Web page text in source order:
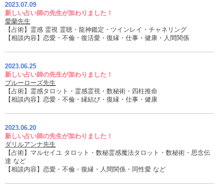
2023.07.09
新しい占い師の先生が加わりました！
愛蘭先生
【占術】霊感 霊視 霊聴・龍神鑑定・ツインレイ・チャネリング
【相談内容】恋愛・不倫・復活愛・復縁・仕事・健康・人間関係
2023.06.25
新しい占い師の先生が加わりました！
ブルーローズ先生
【占術】霊感タロット・霊感霊視・数秘術・四柱推命
【相談内容】恋愛・不倫・縁結び・復縁・仕事・健康
2023.06.20
新しい占い師の先生が加わりました！
ダリルアンナ先生
【占術】マルセイユ タロット・数秘霊感魔法タロット・数秘術・思念伝
達 など
【相談内容】恋愛・不倫・復縁・人間関係・同性愛 など